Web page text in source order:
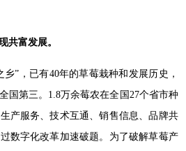
共富发展。
”，已有40年的草莓栽种和发展历史，
国第三。1.8万余莓农在全国27个省市种
产服务、技术互通、销售信息、品牌共
数字化改革加速破题。为了破解草莓产